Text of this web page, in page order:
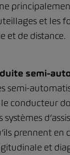
et les
et de distance.
semi-
semi-
conducteur
prennent en
et